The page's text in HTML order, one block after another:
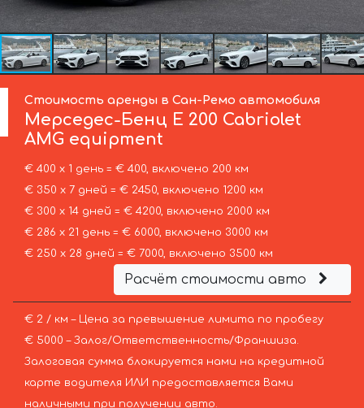
Стоимость аренды в Сан-Ремо автомобиля
Мерседес-Бенц E 200 Cabriolet
AMG equipment
€ 400 х 1 день = € 400, включено 200 км
€ 350 х 7 дней = € 2450, включено 1200 км
€ 300 х 14 дней = € 4200, включено 2000 км
€ 286 х 21 день = € 6000, включено 3000 км
€ 250 х 28 дней = € 7000, включено 3500 км
Расчёт стоимости авто
€ 2 / км – Цена за превышение лимита по пробегу
€ 5000 – Залог/Ответственность/Франшиза.
Залоговая сумма блокируется нами на кредитной
карте водителя ИЛИ предоставляется Вами
наличными при получении авто.